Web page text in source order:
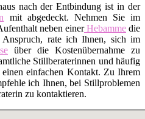
nach der Entbindung ist in der
mit abgedeckt. Nehmen Sie im
neben einerHebamme die
rate ich Ihnen, sich im
über die Kostenübernahme zu
Stillberaterinnen und häufig
einfachen Kontakt. Zu Ihrem
ich Ihnen, bei Stillproblemen
zu kontaktieren.